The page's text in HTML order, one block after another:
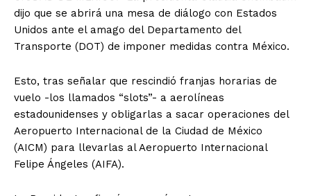
dijo que se abrirá una mesa de diálogo con Estados
Unidos ante el amago del Departamento del
Transporte (DOT) de imponer medidas contra México.
Esto, tras señalar que rescindió franjas horarias de
vuelo -los llamados “slots”- a aerolíneas
estadounidenses y obligarlas a sacar operaciones del
Aeropuerto Internacional de la Ciudad de México
(AICM) para llevarlas al Aeropuerto Internacional
Felipe Ángeles (AIFA).